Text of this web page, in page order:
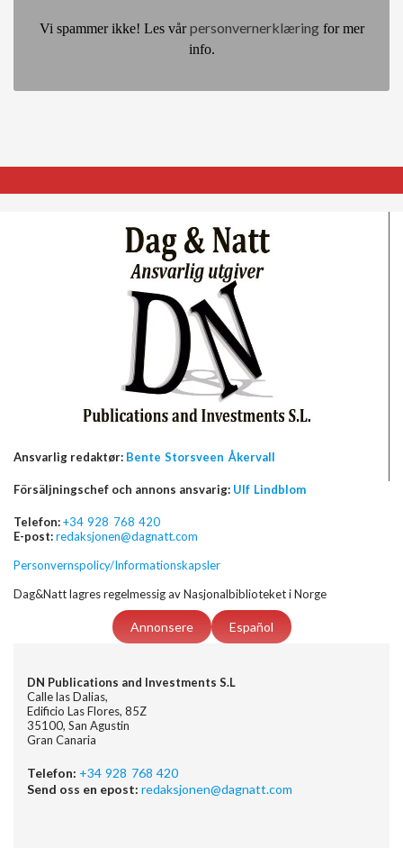
Vi spammer ikke! Les vårpersonvernerklæringfor mer
info.
Ansvarlig redaktør: Bente Storsveen Åkervall
Försäljningschef och annons ansvarig: Ulf Lindblom
Telefon:+34 928 768 420
E-post:redaksjonen@dagnatt.com
Personvernspolicy/Informationskapsler
Dag&Natt lagres regelmessig av Nasjonalbiblioteket i Norge
Annonsere Español
DN Publications and Investments S.L
Calle las Dalias,
Edificio Las Flores, 85Z
35100, San Agustin
Gran Canaria
Telefon: +34 928 768 420
Send oss en epost: redaksjonen@dagnatt.com